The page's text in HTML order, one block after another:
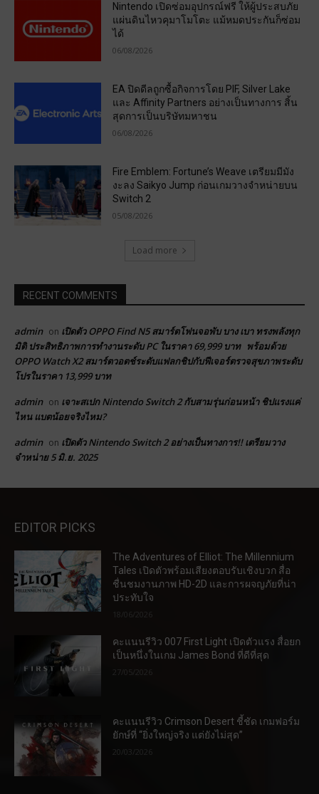
Nintendo เปิดซ่อมอุปกรณ์ฟรี ให้ผู้ประสบภัย
แผ่นดินไหวคุมาโมโตะ แม้หมดประกันก็ซ่อม
ได้
06/08/2026
EA ปิดดีลถูกซื้อกิจการโดย PIF, Silver Lake
และ Affinity Partners อย่างเป็นทางการ สิ้น
สุดการเป็นบริษัทมหาชน
06/08/2026
Fire Emblem: Fortune’s Weave เตรียมมีมัง
งะลง Saikyo Jump ก่อนเกมวางจำหน่ายบน
Switch 2
05/08/2026
Load more
RECENT COMMENTS
admin on เปิดตัว OPPO Find N5 สมาร์ตโฟนจอพับ บาง เบา ทรงพลังทุก
มิติ ประสิทธิภาพการทำงานระดับ PC ในราคา 69,999 บาท พร้อมด้วย
OPPO Watch X2 สมาร์ตวอตช์ระดับแฟลกชิปกับฟีเจอร์ตรวจสุขภาพระดับ
โปรในราคา 13,999 บาท
admin on เจาะสเปก Nintendo Switch 2 กับสามรุ่นก่อนหน้า ชิปแรงแค่
ไหน แบตน้อยจริงไหม?
admin on เปิดตัว Nintendo Switch 2 อย่างเป็นทางการ!! เตรียมวาง
จำหน่าย 5 มิ.ย. 2025
EDITOR PICKS
The Adventures of Elliot: The Millennium
Tales เปิดตัวพร้อมเสียงตอบรับเชิงบวก สื่อ
ชื่นชมงานภาพ HD-2D และการผจญภัยที่น่า
ประทับใจ
18/06/2026
คะแนนรีวิว 007 First Light เปิดตัวแรง สื่อยก
เป็นหนึ่งในเกม James Bond ที่ดีที่สุด
27/05/2026
คะแนนรีวิว Crimson Desert ชี้ชัด เกมฟอร์ม
ยักษ์ที่ “ยิ่งใหญ่จริง แต่ยังไม่สุด”
20/03/2026